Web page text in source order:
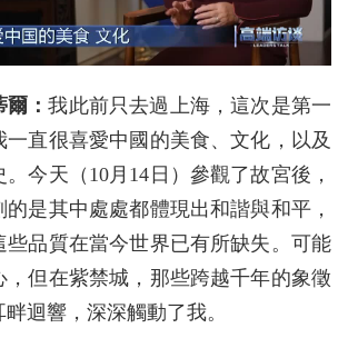
爾：我此前只去過上海，這次是第一
一直很喜愛中國的美食、文化，以及
今天（10月14日）參觀了故宮後，
是其中處處都體現出和諧與和平，
些品質在當今世界已有所缺失。可能
，但在紫禁城，那些跨越千年的象徵
迴響，深深觸動了我。